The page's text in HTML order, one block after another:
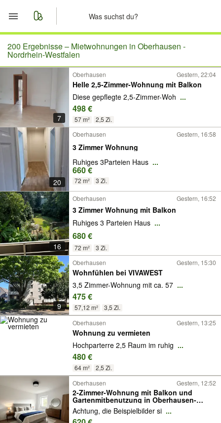
Start
Merkliste
Nachrichten
Anzeige aufgeben
200 Ergebnisse – Mietwohnungen in Oberhausen -
Nordrhein-Westfalen
7
Oberhausen Gestern, 22:04
Helle 2,5-Zimmer-Wohnung mit Balkon
Diese gepflegte 2,5-Zimmer-Woh ...
498 €
57 m² 2,5 Zi.
20
Oberhausen Gestern, 16:58
3 Zimmer Wohnung
Ruhiges 3Parteien Haus ...
660 €
72 m² 3 Zi.
16
Oberhausen Gestern, 16:52
3 Zimmer Wohnung mit Balkon
Ruhiges 3 Parteien Haus ...
680 €
72 m² 3 Zi.
9
Oberhausen Gestern, 15:30
Wohnfühlen bei VIVAWEST
3,5 Zimmer-Wohnung mit ca. 57 ...
475 €
57,12 m²
3,5 Zi.
Oberhausen
Gestern, 13:25
Wohnung zu vermieten
Hochparterre 2,5 Raum im ruhig ...
480 €
64 m² 2,5 Zi.
Oberhausen Gestern, 12:52
2-Zimmer-Wohnung mit Balkon und
Gartenmitbenutzung in Oberhausen-
Stadtmitte
Achtung, die Beispielbilder si ...